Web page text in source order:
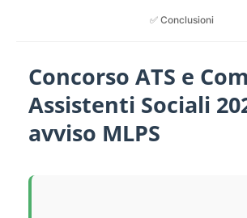
✅ Conclusioni
Concorso ATS e
Assistenti Sociali
avviso MLPS